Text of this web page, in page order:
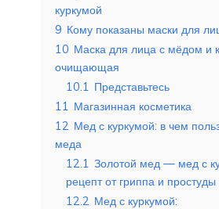
куркумой
9 Кому показаны маски для
10 Маска для лица с мёдом и
очищающая
10.1 Представьтесь
11 Магазинная косметика
12 Мед с куркумой: в чем
меда
12.1 Золотой мед — мед с
рецепт от гриппа и простуды
12.2 Мед с куркумой: